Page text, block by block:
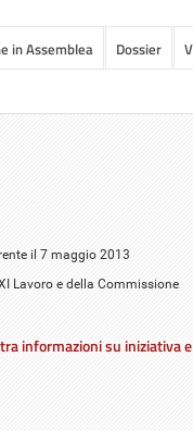
in Assemblea Dossier
il 7 maggio 2013
Lavoro e della Commissione
informazioni su iniziativa